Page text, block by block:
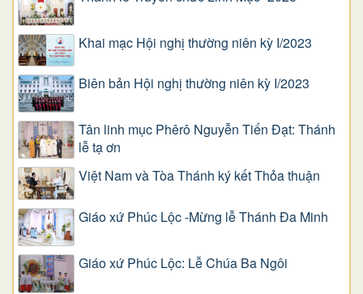
Khai mạc Hội nghị thường niên kỳ I/2023
Biên bản Hội nghị thường niên kỳ I/2023
Tân linh mục Phêrô Nguyễn Tiến Đạt: Thánh
lễ tạ ơn
Việt Nam và Tòa Thánh ký kết Thỏa thuận
Giáo xứ Phúc Lộc -Mừng lễ Thánh Đa Minh
Giáo xứ Phúc Lộc: Lễ Chúa Ba Ngôi